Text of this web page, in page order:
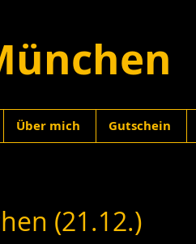
Über mich Gutschein
(21.12.)